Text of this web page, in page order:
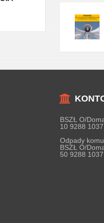
BSZŁ O/
10 9288
Odpady
BSZŁ O/
50 9288